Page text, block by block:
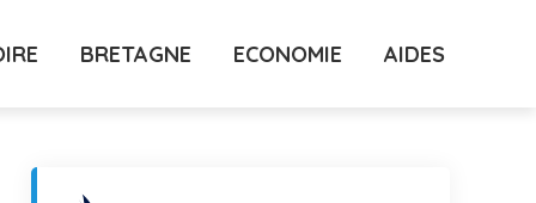
BRETAGNE ECONOMIE AIDES